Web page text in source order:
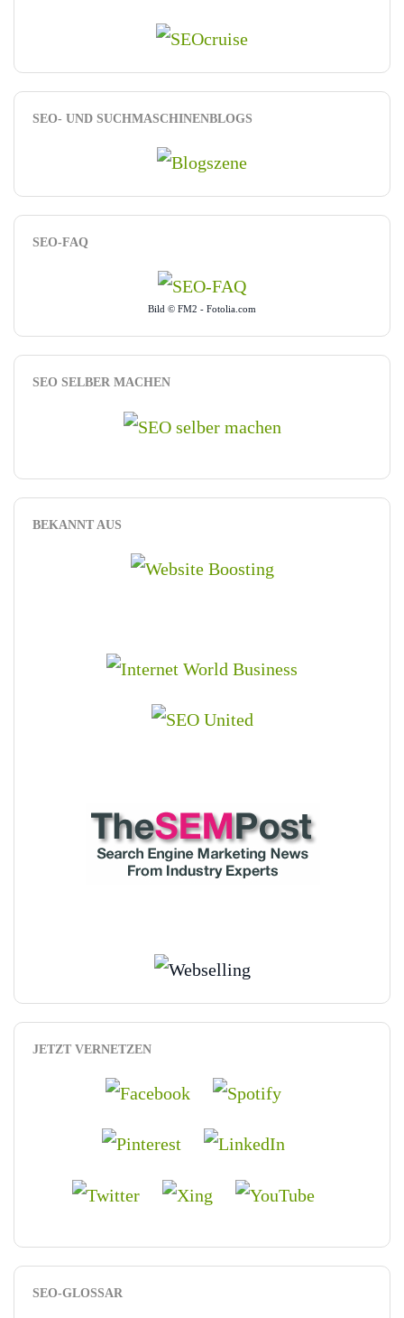
SEO- UND SUCHMASCHINENBLOGS
SEO-FAQ
Bild © FM2 - Fotolia.com
SEO SELBER MACHEN
BEKANNT AUS
JETZT VERNETZEN
SEO-GLOSSAR